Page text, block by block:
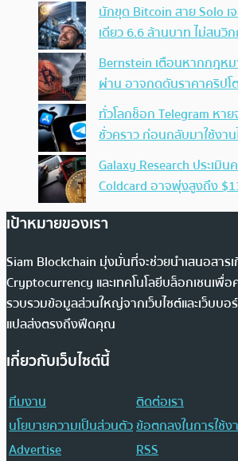
นักขุด Bitcoin สาย Solo
เดียว 6.6 ล้านบาท ไม่สนวิ
Bernstein เตือนหากกฎหม
ผ่าน อาจกดดันราคาคริปโ
ทั่วโลกช็อก Telegram หา
ชั่วคราว ก่อนกลับมาใช้งา
Galaxy Research ประเมิ
Coldcard อาจพุ่งสูงถึง
เป้าหมายของเรา
Siam Blockchain มุ่งมั่นที่จะช่วยนำเสนอสาร
Cryptocurrency และเทคโนโลยีบล็อกเชนเพื่อ
รวบรวมข้อมูลส่วนใหญ่จากเว็บไซต์และเว็บบอ
แปลส่งตรงถึงฟีดคุณ
เกี่ยวกับเว็บไซต์นี้
ทีมงาน
ติดต่อเรา
นโยบายความเป็นส่วนตัวข้อตกลงในการใช้ง
Advertise
RSS